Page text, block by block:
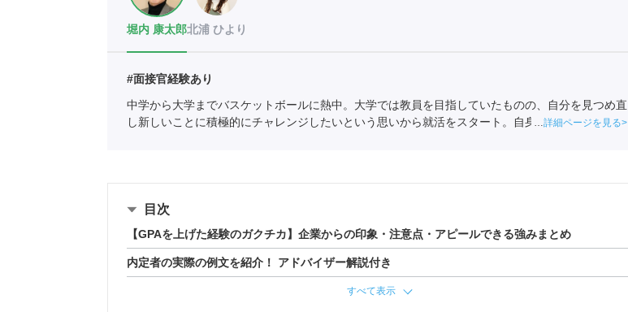
堀内 康太郎北浦 ひより
#面接官経験あり
中学から大学までバスケットボールに熱中。大学では教員を目指していたものの、自分を見つめ直
し新しいことに積極的にチャレンジしたいという思いから就活をスタート。自身も就活ではエージ
詳細ページを見る
目次
【GPAを上げた経験のガクチカ】企業からの印象・注意点・アピールできる強みまとめ
内定者の実際の例文を紹介！ アドバイザー解説付き
すべて表示